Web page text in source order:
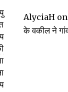
AlyciaH
के वकील ने